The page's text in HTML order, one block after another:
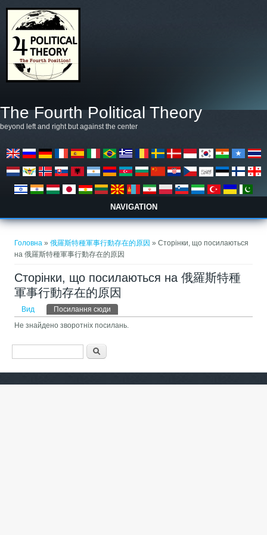
The Fourth Political Theory
beyond left and right but against the center
NAVIGATION
Головна »俄羅斯特種軍事行動存在的原因 » Сторінки, що посилаються
на 俄羅斯特種軍事行動存在的原因
Сторінки, що посилаються на 俄羅斯特種
軍事行動存在的原因
Первинні вкладки
Вид Посилання сюди
Не знайдено зворотніх посилань.
Пошукова форма